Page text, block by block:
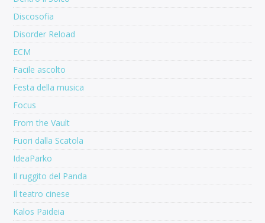
Discosofia
Disorder Reload
ECM
Facile ascolto
Festa della musica
Focus
From the Vault
Fuori dalla Scatola
IdeaParko
Il ruggito del Panda
Il teatro cinese
Kalos Paideia